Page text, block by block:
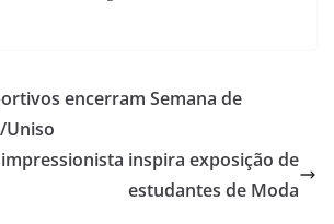
encerram Semana de
Uniso
inspira exposição de
estudantes de Moda